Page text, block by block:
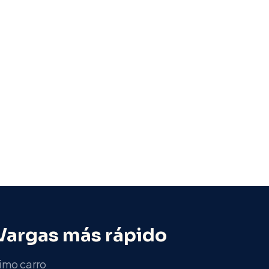
más rápido
carro